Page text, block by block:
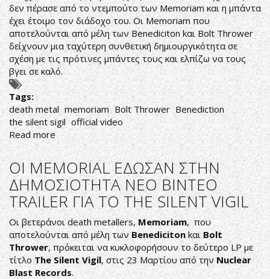
δεν πέρασε από το ντεμπούτο των Memoriam και η μπάντα
έχει έτοιμο τον διάδοχο του. Οι Memoriam που
αποτελούνται από μέλη των Benediciton kαι Bolt Thrower
δείχνουν μια ταχύτερη συνθετική δημιουργικότητα σε
σχέση με τις πρότινες μπάντες τους και ελπίζω να τους
βγει σε καλό.
Tags:
death metal memoriam Bolt Thrower Benediction
the silent sigil official video
Read more about
ΤΙΠΟΤΑ
ΔΕΝ
ΘΑ
ΜΕΙΝΕΙ
ΟΡΘΙΟ
ΟΙ MEMORIAL ΕΔΩΣΑΝ ΣΤΗΝ
ΔΗΜΟΣΙΟΤΗΤΑ ΝΕΟ ΒΙΝΤΕΟ
TRAILER ΓΙΑ ΤΟ THE SILENT VIGIL
Οι βετεράνοι death metallers,Memoriam, που
αποτελούνται από μέλη τωνBenedicitonkαιBolt
Thrower, πρόκειται να κυκλοφορήσουν το δεύτερο LP με
τίτλοThe Silent Vigil, στις 23 Μαρτίου από την Nuclear
Blast Records.